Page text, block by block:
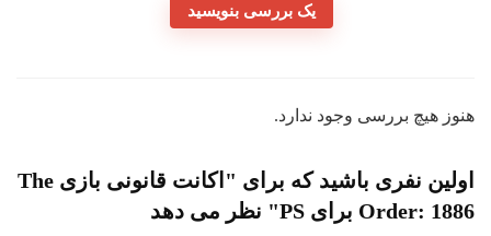
یک بررسی بنویسید
هنوز هیچ بررسی وجود ندارد.
اولین نفری باشید که برای "اکانت قانونی بازی The
Order: 1886 برای PS" نظر می دهد